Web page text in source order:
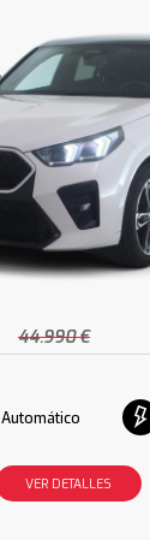
44.990 €
Automático
VER DETALLES